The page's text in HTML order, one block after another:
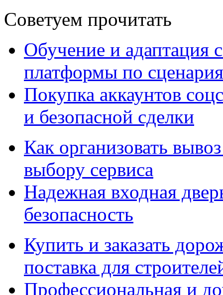
Советуем прочитать
Обучение и адаптация
платформы по
Покупка аккаунтов
и безопасной сделки
Как организовать
выбору сервиса
Надежная входная
безопасность
Купить и заказать
поставка для
Профессиональная и